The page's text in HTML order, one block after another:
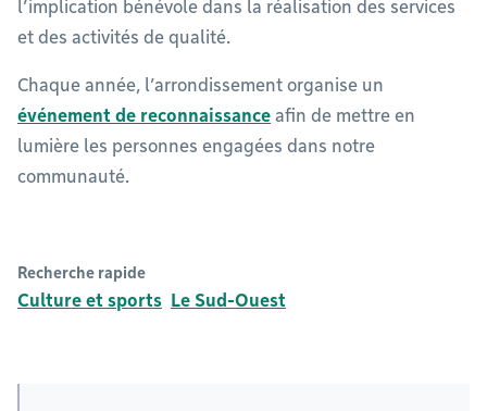
l’implication bénévole dans la réalisation des services
et des activités de qualité.
Chaque année, l’arrondissement organise un
événement de reconnaissance afin de mettre en
lumière les personnes engagées dans notre
communauté.
Recherche rapide
Culture et sports Le Sud-Ouest